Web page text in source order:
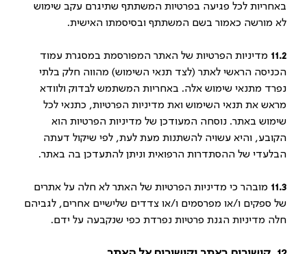
באחריות לכל פגיעה בפרטיות המשתתף שתיגרם עקב שימוש
לא מורשה כאמור בשם המשתתף ובסיסמתו האישית.
11.2 מדיניות הפרטיות של האתר המפורסמת במסגרת עמוד
הכניסה הראשי לאתר (לצד תנאי השימוש) מהווה חלק בלתי
נפרד מתנאי שימוש אלה. באחריות המשתמש לבדוק ולוודא
מראש את תנאי השימוש ואת מדיניות הפרטיות, כתנאי לכל
שימוש באתר. נוסחה המעודכן של מדיניות הפרטיות הוא
הקובע, והיא עשויה להשתנות מעת לעת, לפי שיקול דעתה
הבלעדי של ההסתדרות הרפואית וניתן להתעדכן בה באתר.
11.3 מובהר כי מדיניות הפרטיות של האתר לא חלה על אתרים
של ספקים ו/או מפרסמים ו/או צדדים שלישיים אחרים, לגביהם
חלה מדיניות הגנת פרטיות נפרדת כפי שנקבעה על ידם.